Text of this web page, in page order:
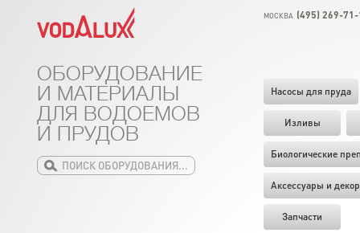
МОСКВА (495) 269-
Насосы для пруда
Изливы
Биологические
Аксессуары и декор
Запчасти
ОБОРУДОВАНИЕ
И МАТЕРИАЛЫ
ДЛЯ ВОДОЕМОВ
И ПРУДОВ